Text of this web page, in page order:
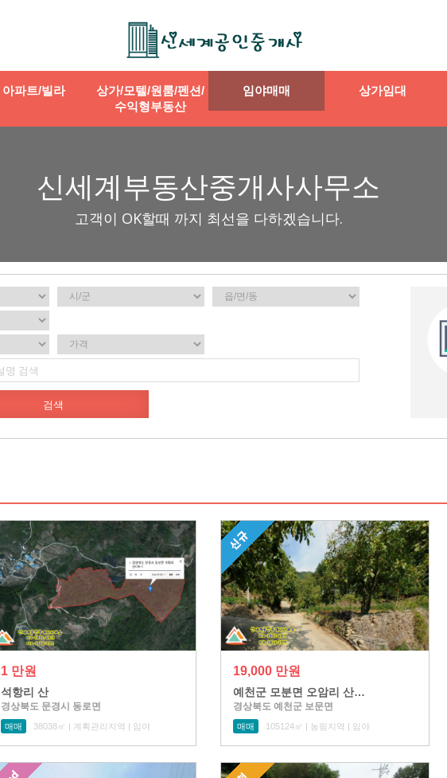
아파트/빌라
상가/모텔/원룸/펜션/
수익형부동산
임야매매 상가임대
신세계부동산중개사사무소
고객이 OK할때 까지 최선을 다하겠습니다.
1 만원
석항리 산
경상북도 문경시 동로면
매매 38038㎡ | 계획관리지역 | 임야
19,000 만원
예천군 모분면 오암리 산…
경상북도 예천군 보문면
매매 105124㎡ | 농림지역 | 임야